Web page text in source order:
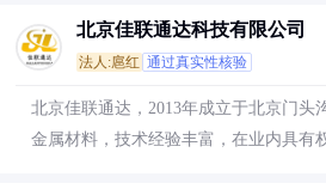
北京佳联通达科技有限公司
法人:扈红 通过真实性核验
北京佳联通达，2013年成立于北京门头
金属材料，技术经验丰富，在业内具有